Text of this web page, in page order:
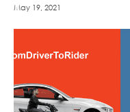
May 19, 2021